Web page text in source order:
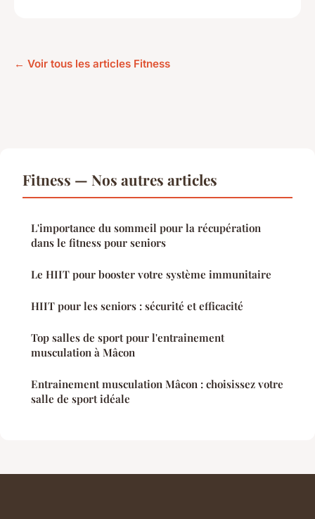
← Voir tous les articles Fitness
Fitness — Nos autres articles
L'importance du sommeil pour la récupération
dans le fitness pour seniors
Le HIIT pour booster votre système immunitaire
HIIT pour les seniors : sécurité et efficacité
Top salles de sport pour l'entrainement
musculation à Mâcon
Entrainement musculation Mâcon : choisissez votre
salle de sport idéale